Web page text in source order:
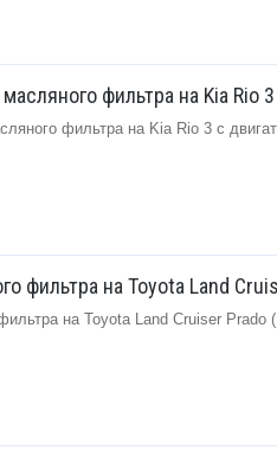
фильтра на Kia Rio
фильтра на Kia Rio 3 с
фильтра на Toyota Land
на Toyota Land Cruiser Prado